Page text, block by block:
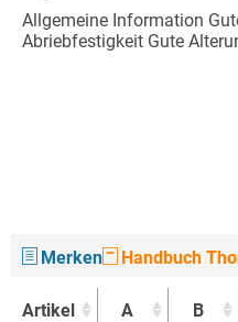
Allgemeine Information
Abriebfestigkeit Gute
Merken Handbuch
Artikel
A
B